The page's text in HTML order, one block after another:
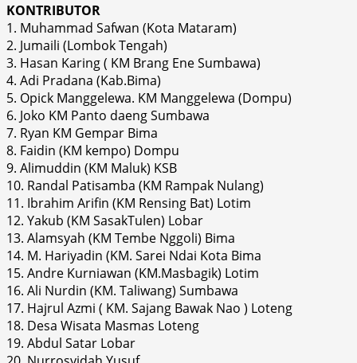
KONTRIBUTOR
1. Muhammad Safwan (Kota Mataram)
2. Jumaili (Lombok Tengah)
3. Hasan Karing ( KM Brang Ene Sumbawa)
4. Adi Pradana (Kab.Bima)
5. Opick Manggelewa. KM Manggelewa (Dompu)
6. Joko KM Panto daeng Sumbawa
7. Ryan KM Gempar Bima
8. Faidin (KM kempo) Dompu
9. Alimuddin (KM Maluk) KSB
10. Randal Patisamba (KM Rampak Nulang)
11. Ibrahim Arifin (KM Rensing Bat) Lotim
12. Yakub (KM SasakTulen) Lobar
13. Alamsyah (KM Tembe Nggoli) Bima
14. M. Hariyadin (KM. Sarei Ndai Kota Bima
15. Andre Kurniawan (KM.Masbagik) Lotim
16. Ali Nurdin (KM. Taliwang) Sumbawa
17. Hajrul Azmi ( KM. Sajang Bawak Nao ) Loteng
18. Desa Wisata Masmas Loteng
19. Abdul Satar Lobar